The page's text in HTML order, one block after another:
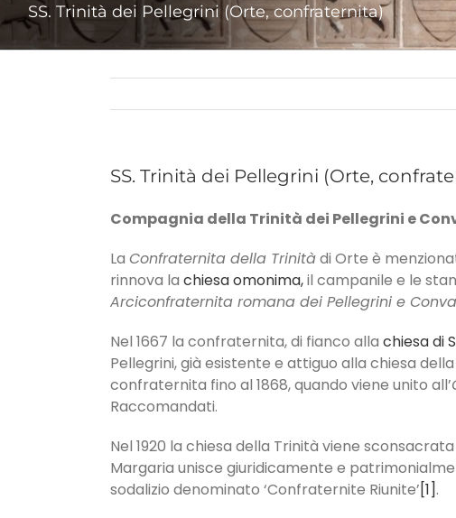
SS. Trinità dei Pellegrini (Orte, confraternita)
SS. Trinità dei Pellegrini (Orte,
Compagnia della Trinità dei Pellegrini e
La Confraternita della Trinitàdi Orte è
rinnova la chiesa omonima,il campanile e le
Arciconfraternita romana dei Pellegrini e
Nel 1667 la confraternita, di fianco alla chiesa di
Pellegrini, già esistente e attiguo alla chiesa
confraternita fino al 1868, quando viene unito all’
Raccomandati.
Nel 1920 la chiesa della Trinità viene
Margaria unisce giuridicamente e
sodalizio denominato ‘Confraternite Riunite’[1].